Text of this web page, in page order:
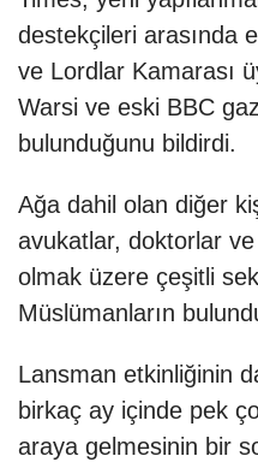
destekçileri arasında
ve Lordlar Kamarası
Warsi ve eski BBC
bulunduğunu bildirdi.
Ağa dahil olan diğer
avukatlar, doktorlar
olmak üzere çeşitli
Müslümanların
Lansman etkinliğinin
birkaç ay içinde pek
araya gelmesinin bir